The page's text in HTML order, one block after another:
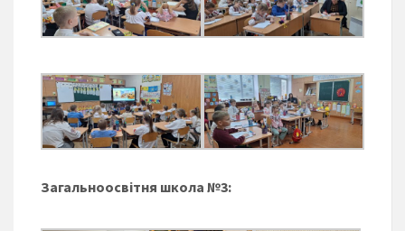
Загальноосвітня школа №3: